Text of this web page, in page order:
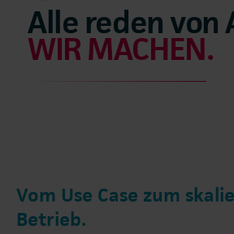
Alle reden von
WIR MACHEN.
Vom Use Case zum
Betrieb.